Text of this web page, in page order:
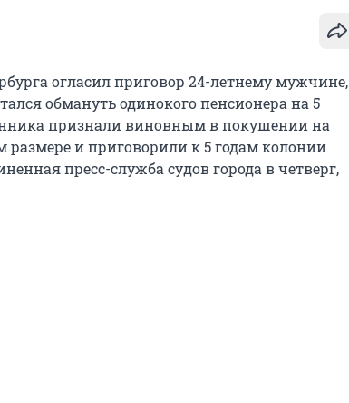
огласил приговор 24-летнему мужчине,
обмануть одинокого пенсионера на 5
признали виновным в покушении на
и приговорили к 5 годам колонии
пресс-служба судов города в четверг,